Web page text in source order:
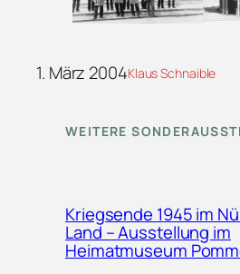
1. März 2004Klaus Schnaible
WEITERE
Kriegsende 1945 im
Land – Ausstellung im
Heimatmuseum